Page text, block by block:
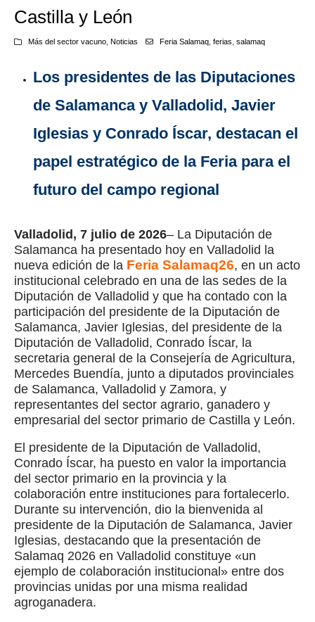
Castilla y León
Más del sector vacuno, Noticias Feria Salamaq, ferias salamaq
Los presidentes de las Diputaciones
de Salamanca y Valladolid, Javier
Iglesias y Conrado Íscar, destacan el
papel estratégico de la Feria para el
futuro del campo regional
Valladolid, 7 julio de 2026– La Diputación de
Salamanca ha presentado hoy en Valladolid la
nueva edición de la Feria Salamaq26, en un acto
institucional celebrado en una de las sedes de la
Diputación de Valladolid y que ha contado con la
participación del presidente de la Diputación de
Salamanca, Javier Iglesias, del presidente de la
Diputación de Valladolid, Conrado Íscar, la
secretaria general de la Consejería de Agricultura,
Mercedes Buendía, junto a diputados provinciales
de Salamanca, Valladolid y Zamora, y
representantes del sector agrario, ganadero y
empresarial del sector primario de Castilla y León.
El presidente de la Diputación de Valladolid,
Conrado Íscar, ha puesto en valor la importancia
del sector primario en la provincia y la
colaboración entre instituciones para fortalecerlo.
Durante su intervención, dio la bienvenida al
presidente de la Diputación de Salamanca, Javier
Iglesias, destacando que la presentación de
Salamaq 2026 en Valladolid constituye «un
ejemplo de colaboración institucional» entre dos
provincias unidas por una misma realidad
agroganadera.